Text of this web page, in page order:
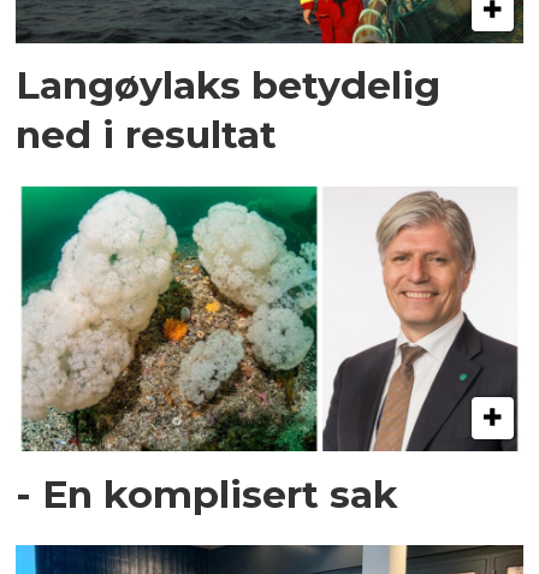
Langøylaks betydelig
ned i resultat
- En komplisert sak